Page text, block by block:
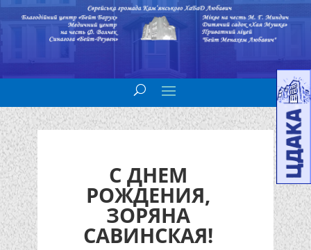
С ДНЕМ
РОЖДЕНИЯ,
ЗОРЯНА
САВИНСКАЯ!